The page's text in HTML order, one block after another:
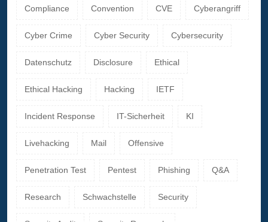
Compliance Convention CVE Cyberangriff
Cyber Crime Cyber Security Cybersecurity
Datenschutz Disclosure Ethical
Ethical Hacking Hacking IETF
Incident Response IT-Sicherheit KI
Livehacking Mail Offensive
Penetration Test Pentest Phishing Q&A
Research Schwachstelle Security